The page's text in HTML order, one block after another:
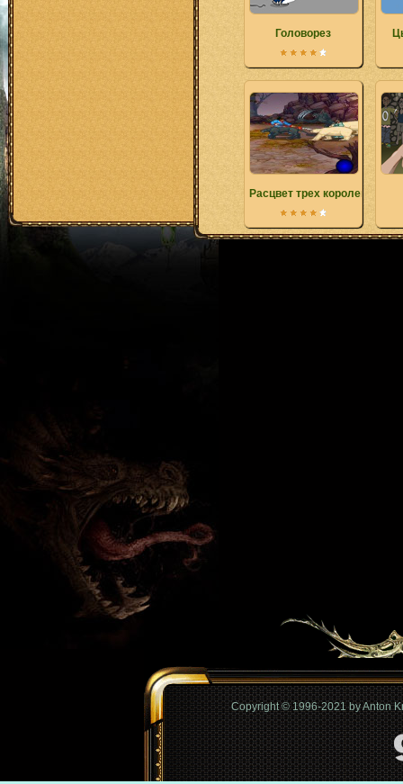
Головорез
Расцвет трех королевств
Copyright © 1996-2021 by Anton